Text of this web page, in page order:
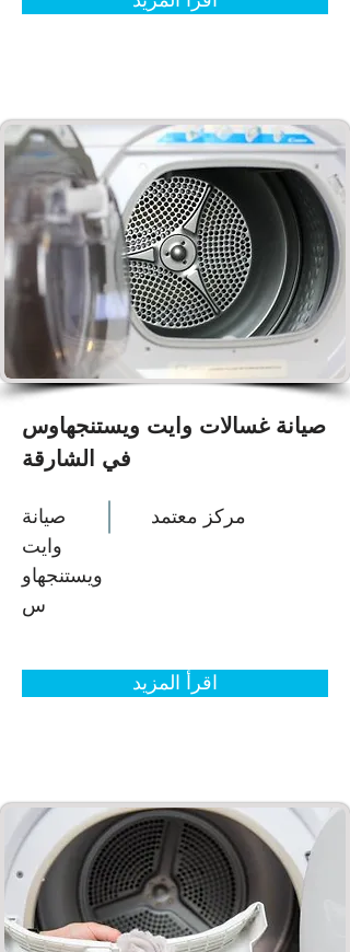
صيانة غسالات وايت ويستنجهاوس
في الشارقة
صيانة
وايت
ويستنجهاو
س
مركز معتمد
اقرأ المزيد